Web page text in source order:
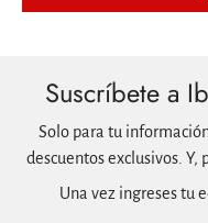
Suscríbete a
Solo para tu
descuentos exclusivos. Y,
Una vez ingreses tu